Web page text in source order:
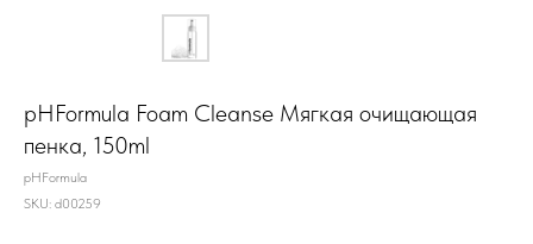
pHFormula Foam Cleanse Мягкая очищающая
пенка, 150ml
pHFormula
SKU: d00259